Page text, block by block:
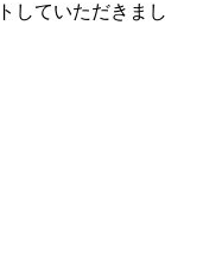
していただきまし